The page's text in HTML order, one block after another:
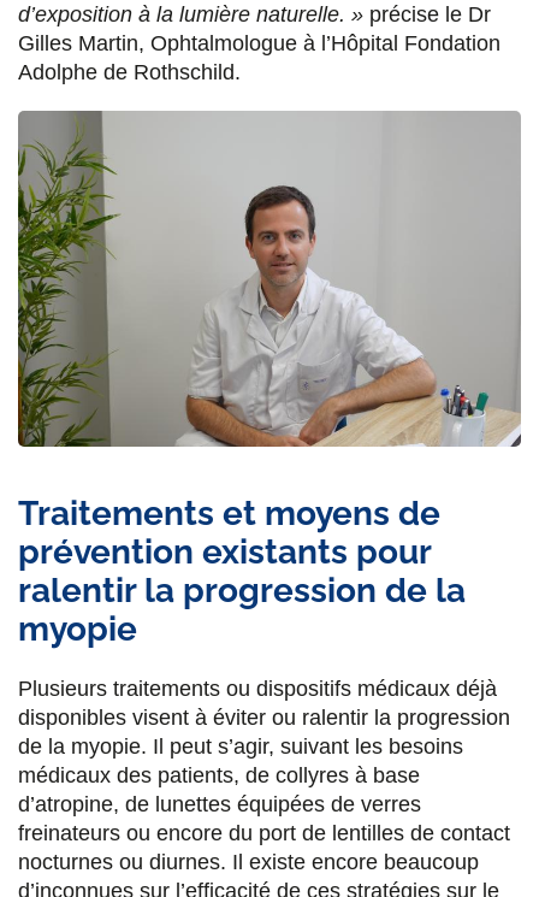
d’exposition à la lumière naturelle. » précise le Dr
Gilles Martin, Ophtalmologue à l’Hôpital Fondation
Adolphe de Rothschild.
Traitements et moyens de
prévention existants pour
ralentir la progression de la
myopie
Plusieurs traitements ou dispositifs médicaux déjà
disponibles visent à éviter ou ralentir la progression
de la myopie. Il peut s’agir, suivant les besoins
médicaux des patients, de collyres à base
d’atropine, de lunettes équipées de verres
freinateurs ou encore du port de lentilles de contact
nocturnes ou diurnes. Il existe encore beaucoup
d’inconnues sur l’efficacité de ces stratégies sur le